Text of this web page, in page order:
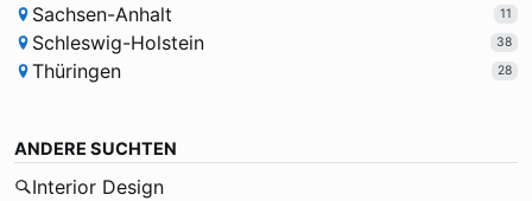
Sachsen-Anhalt 11
Schleswig-Holstein 38
Thüringen 28
ANDERE SUCHTEN
Interior Design